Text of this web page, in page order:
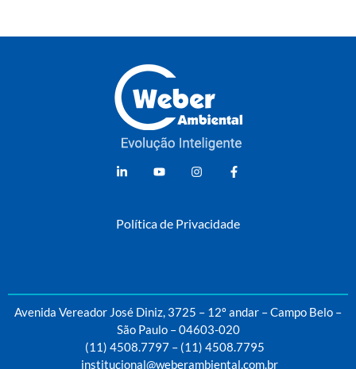
Política de Privacidade
Avenida Vereador José Diniz, 3725 – 12º andar – Campo Belo –
São Paulo – 04603-020
(11) 4508.7797– (11) 4508.7795
institucional@weberambiental.com.br